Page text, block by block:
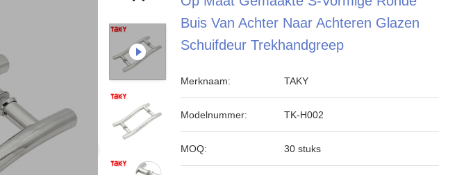
Buis Van Achter Naar Achteren Glazen
Schuifdeur Trekhandgreep
Merknaam: TAKY
Modelnummer: TK-H002
MOQ: 30 stuks